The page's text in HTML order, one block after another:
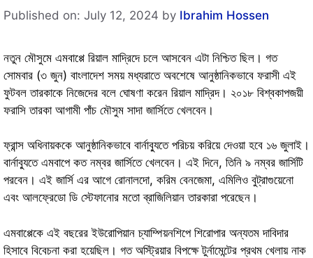
Published on: July 12, 2024 by Ibrahim Hossen
নতুন মৌসুমে এমবাপ্পে রিয়াল মাদ্রিদে চলে আসবেন এটা নিশ্চিত ছিল। গত
সোমবার (৩ জুন) বাংলাদেশ সময় মধ্যরাতে অবশেষে আনুষ্ঠানিকভাবে ফরাসী এই
ফুটবল তারকাকে নিজেদের বলে ঘোষণা করেন রিয়াল মাদ্রিদ। ২০১৮ বিশ্বকাপজয়ী
ফরাসি তারকা আগামী পাঁচ মৌসুম সাদা জার্সিতে খেলবেন।
ফ্রান্স অধিনায়ককে আনুষ্ঠানিকভাবে বার্নাব্যুতে পরিচয় করিয়ে দেওয়া হবে ১৬ জুলাই।
বার্নাব্যুতে এমবাপে কত নম্বর জার্সিতে খেলবেন। এই দিনে, তিনি ৯ নম্বর জার্সিটি
পরবেন। এই জার্সি এর আগে রোনালদো, করিম বেনজেমা, এমিলিও বুট্রাগুয়েনো
এবং আলফ্রেডো ডি স্টেফানোর মতো ব্রাজিলিয়ান তারকারা পরেছেন।
এমবাপ্পেকে এই বছরের ইউরোপিয়ান চ্যাম্পিয়নশিপে শিরোপার অন্যতম দাবিদার
হিসাবে বিবেচনা করা হয়েছিল। গত অস্ট্রিয়ার বিপক্ষে টুর্নামেন্টের প্রথম খেলায় নাক